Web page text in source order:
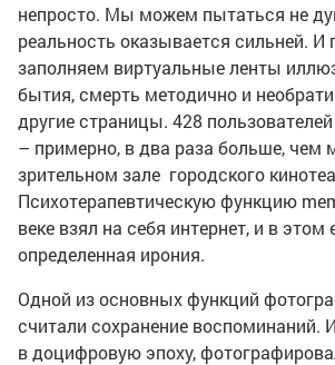
непросто. Мы можем пытаться не
реальность оказывается сильней. И
заполняем виртуальные ленты
бытия, смерть методично и
другие страницы. 428
– примерно, в два раза больше, чем
зрительном зале городского
Психотерапевтическую функцию
веке взял на себя интернет, и в этом
определенная ирония.
Одной из основных функций
считали сохранение воспоминаний.
в доцифровую эпоху,